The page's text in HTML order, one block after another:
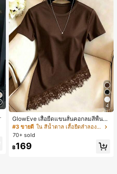
4
GlowEve เสื้อยืดแขนสั้นคอกลมสีพื้นลำ
ลองอเนกประสงค์สำหรับผู้หญิง
#3 ขายดี
ใน สีน้ำตาล เสื้อยืดลำลองพื้นฐาน
70+ sold
฿169